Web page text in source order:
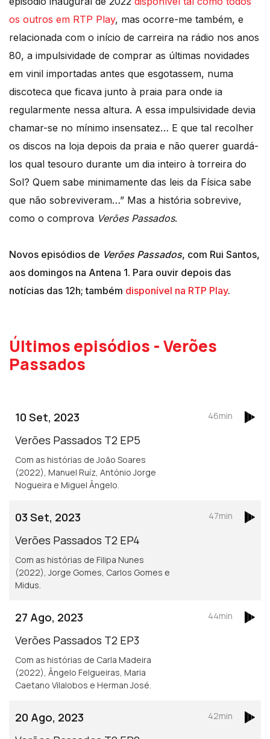
os outros em RTP Play, mas ocorre-me também, e
relacionada com o início de carreira na rádio nos anos
80, a impulsividade de comprar as últimas novidades
em vinil importadas antes que esgotassem, numa
discoteca que ficava junto à praia para onde ia
regularmente nessa altura. A essa impulsividade devia
chamar-se no mínimo insensatez… E que tal recolher
os discos na loja depois da praia e não querer guardá-
los qual tesouro durante um dia inteiro à torreira do
Sol? Quem sabe minimamente das leis da Física sabe
que não sobreviveram…” Mas a história sobrevive,
como o comprova Verões Passados.
Novos episódios de Verões Passados, com Rui Santos,
aos domingos na Antena 1. Para ouvir depois das
notícias das 12h; também disponível na RTP Play.
Últimos episódios - Verões
Passados
10 Set, 2023
Verões Passados T2 EP5
Com as histórias de João Soares
(2022), Manuel Ruíz, António Jorge
Nogueira e Miguel Ângelo.
46min
03 Set, 2023
Verões Passados T2 EP4
Com as histórias de Filipa Nunes
(2022), Jorge Gomes, Carlos Gomes e
Midus.
47min
27 Ago, 2023
Verões Passados T2 EP3
Com as histórias de Carla Madeira
(2022), Ângelo Felgueiras, Maria
Caetano Vilalobos e Herman José.
44min
20 Ago, 2023
42min